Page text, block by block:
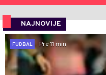
NAJNOVIJE
FUDBAL
Pre 11 min